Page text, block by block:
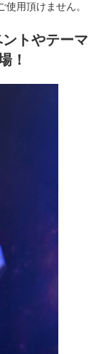
用頂けません。
トやテーマ
！